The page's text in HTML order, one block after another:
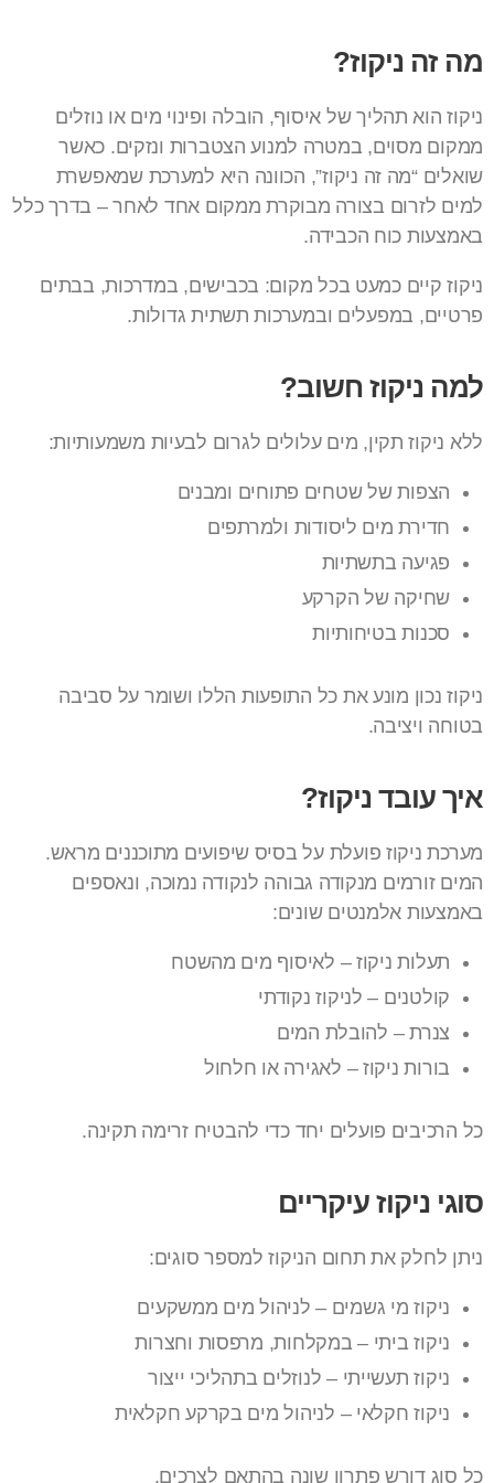
מה זה ניקוז?
ניקוז הוא תהליך של איסוף, הובלה ופינוי מים או נוזלים
ממקום מסוים, במטרה למנוע הצטברות ונזקים. כאשר
שואלים “מה זה ניקוז”, הכוונה היא למערכת שמאפשרת
למים לזרום בצורה מבוקרת ממקום אחד לאחר – בדרך כלל
באמצעות כוח הכבידה.
ניקוז קיים כמעט בכל מקום: בכבישים, במדרכות, בבתים
פרטיים, במפעלים ובמערכות תשתית גדולות.
למה ניקוז חשוב?
ללא ניקוז תקין, מים עלולים לגרום לבעיות משמעותיות:
הצפות של שטחים פתוחים ומבנים
חדירת מים ליסודות ולמרתפים
פגיעה בתשתיות
שחיקה של הקרקע
סכנות בטיחותיות
ניקוז נכון מונע את כל התופעות הללו ושומר על סביבה
בטוחה ויציבה.
איך עובד ניקוז?
מערכת ניקוז פועלת על בסיס שיפועים מתוכננים מראש.
המים זורמים מנקודה גבוהה לנקודה נמוכה, ונאספים
באמצעות אלמנטים שונים:
תעלות ניקוז – לאיסוף מים מהשטח
קולטנים – לניקוז נקודתי
צנרת – להובלת המים
בורות ניקוז – לאגירה או חלחול
כל הרכיבים פועלים יחד כדי להבטיח זרימה תקינה.
סוגי ניקוז עיקריים
ניתן לחלק את תחום הניקוז למספר סוגים:
ניקוז מי גשמים – לניהול מים ממשקעים
ניקוז ביתי – במקלחות, מרפסות וחצרות
ניקוז תעשייתי – לנוזלים בתהליכי ייצור
ניקוז חקלאי – לניהול מים בקרקע חקלאית
כל סוג דורש פתרון שונה בהתאם לצרכים.